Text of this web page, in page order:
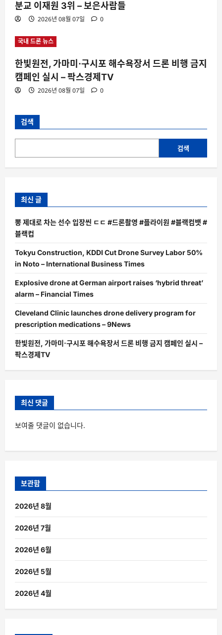
분교 이재원 3위 – 보은사람들
2026년 08월 07일 0
국내 드론 뉴스
한빛원전, 가마미·구시포 해수욕장서 드론 비행 금지
캠페인 실시 – 팍스경제TV
2026년 08월 07일 0
검색
검색
최신 글
뽕 제대로 차는 선수 입장씬 ㄷㄷ #드론촬영 #플라이원 #블랙컴뱃 #
블랙컵
Tokyu Construction, KDDI Cut Drone Survey Labor 50%
in Noto – International Business Times
Explosive drone at German airport raises ‘hybrid threat’
alarm – Financial Times
Cleveland Clinic launches drone delivery program for
prescription medications – 9News
한빛원전, 가마미·구시포 해수욕장서 드론 비행 금지 캠페인 실시 –
팍스경제TV
최신 댓글
보여줄 댓글이 없습니다.
보관함
2026년 8월
2026년 7월
2026년 6월
2026년 5월
2026년 4월